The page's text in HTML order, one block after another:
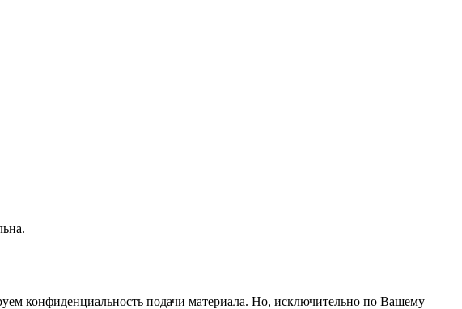
конфиденциальность подачи материала. Но, исключительно по Вашему